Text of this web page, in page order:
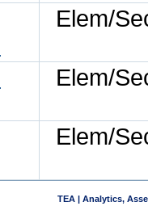
Elem/
Elem/
Elem/
TEA | Analytics,